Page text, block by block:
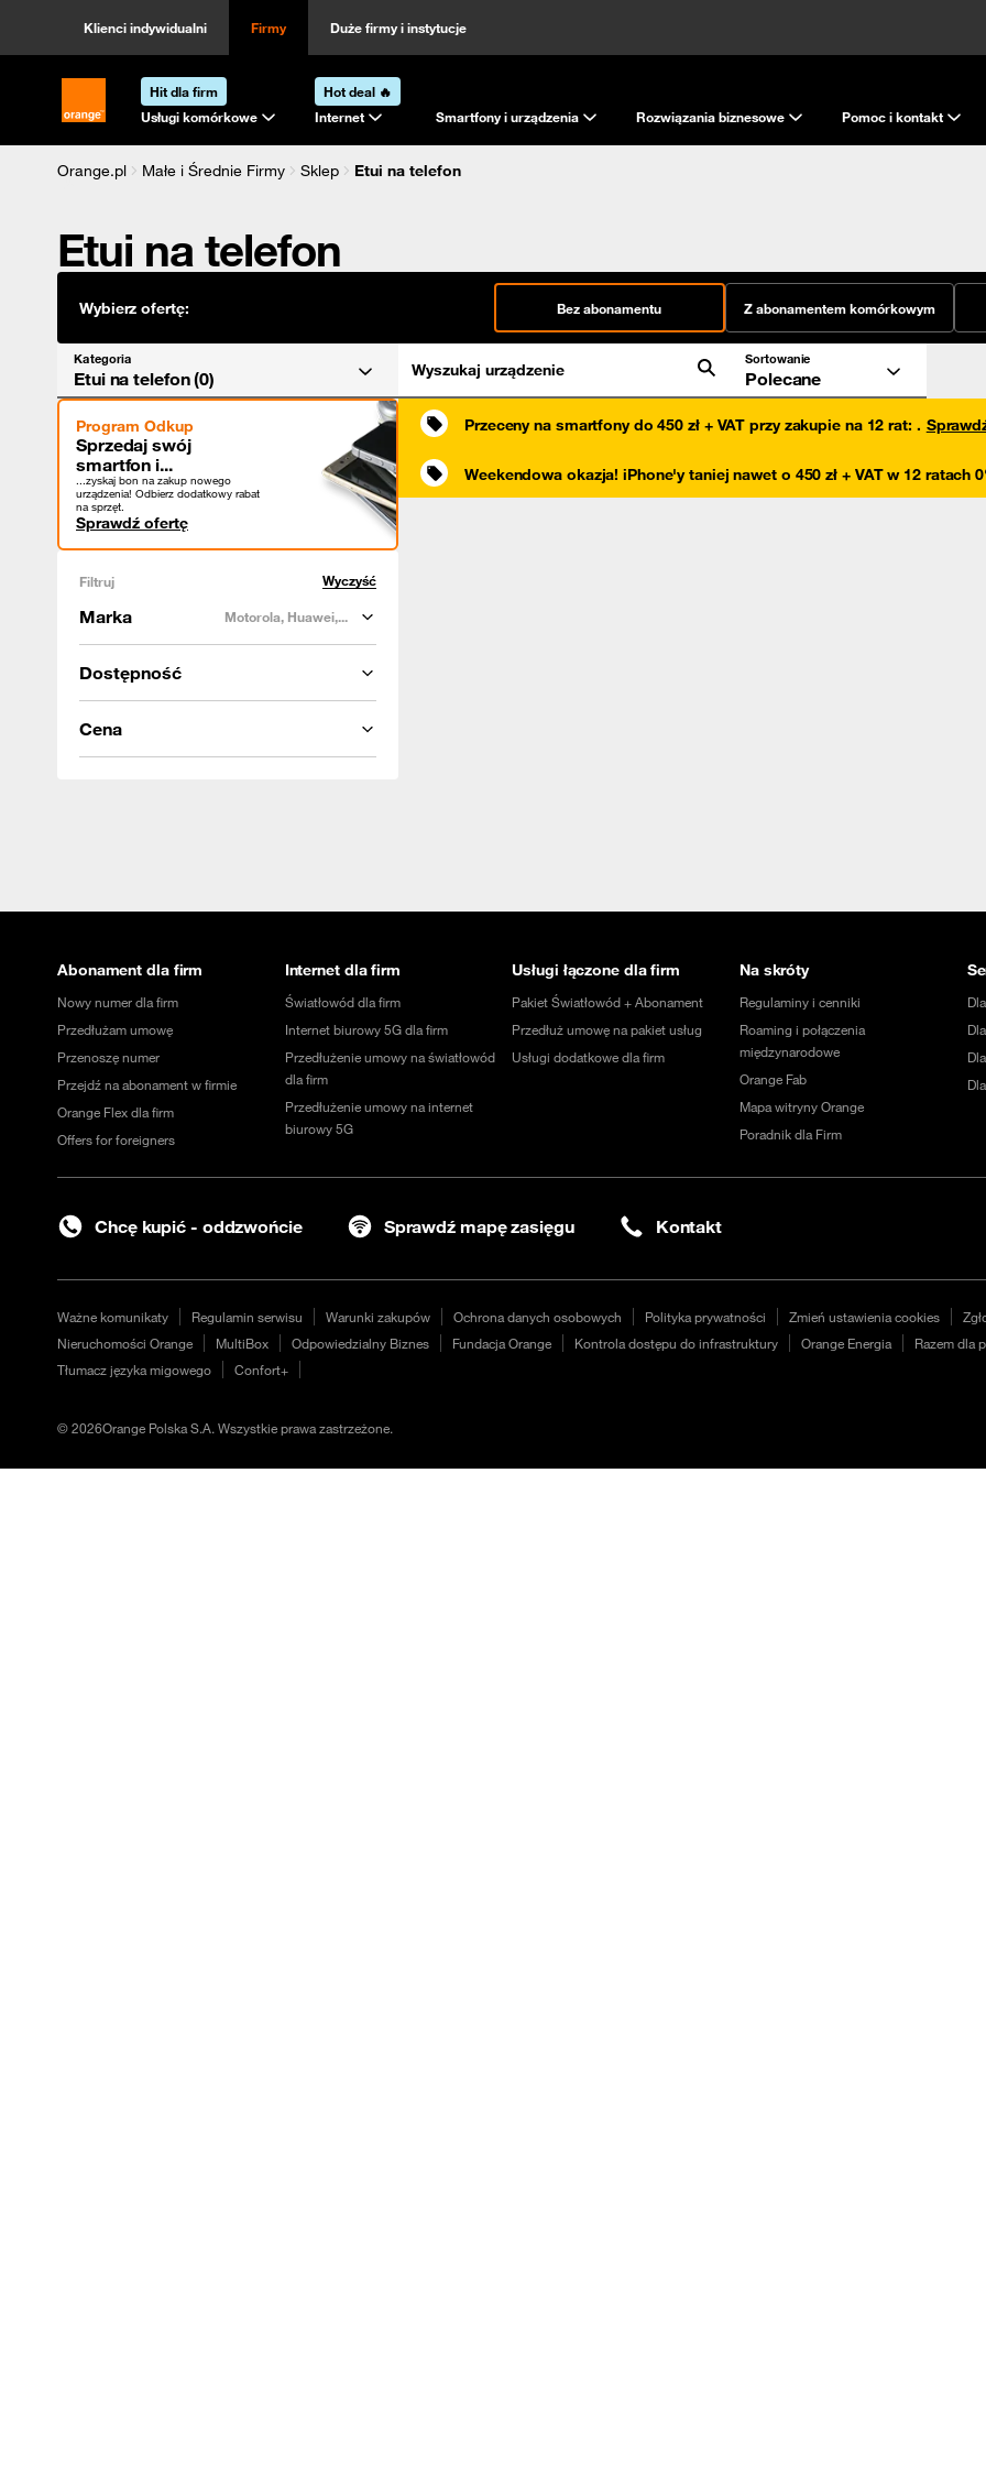
Klienci indywidualni Firmy Duże firmy i instytucje
Strona główna Orange.pl
Hit dla firm
Usługi komórkowe
Hot deal 🔥
Internet
Smartfony i urządzenia Rozwiązania biznesowe Pomoc i kontakt
Orange.pl Małe i Średnie Firmy Sklep
Etui na telefon
Etui na telefon
Wybierz ofertę: Bez abonamentu Z abonamentem komórkowym
Kategoria
Etui na telefon (0) Wyszukaj urządzenie
Sortowanie
Polecane
Program Odkup
Sprzedaj swój
smartfon i...
...zyskaj bon na zakup nowego
urządzenia! Odbierz dodatkowy rabat
na sprzęt.
Sprawdź ofertę
Filtruj Wyczyść
Marka Motorola, Huawei,...
Dostępność
Cena
Przeceny na smartfony do 450 zł + VAT przy zakupie na 12 rat: .
Weekendowa okazja! iPhone'y taniej nawet o 450 zł + VAT w 12 ratach
Abonament dla firm
Nowy numer dla firm
Przedłużam umowę
Przenoszę numer
Przejdź na abonament w firmie
Orange Flex dla firm
Offers for foreigners
Internet dla firm
Światłowód dla firm
Internet biurowy 5G dla firm
Przedłużenie umowy na światłowód
dla firm
Przedłużenie umowy na internet
biurowy 5G
Usługi łączone dla firm
Pakiet Światłowód + Abonament
Przedłuż umowę na pakiet usług
Usługi dodatkowe dla firm
Na skróty
Regulaminy i cenniki
Roaming i połączenia
międzynarodowe
Orange Fab
Mapa witryny Orange
Poradnik dla Firm
Chcę kupić - oddzwońcie Sprawdź mapę zasięgu Kontakt
Ważne komunikaty Regulamin serwisu Warunki zakupów Ochrona danych osobowych Polityka prywatności Zmień ustawienia cookies
Nieruchomości Orange
MultiBox Odpowiedzialny Biznes Fundacja Orange Kontrola dostępu do infrastruktury Orange Energia Razem dla
Tłumacz języka migowego
Confort+
©2026Orange Polska S.A. Wszystkie prawa zastrzeżone.